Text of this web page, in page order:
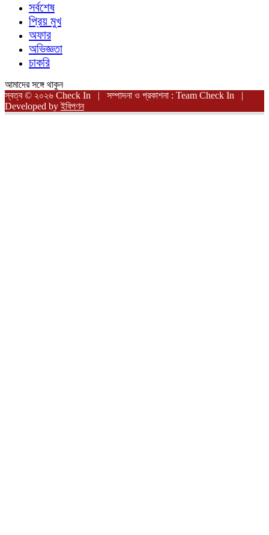
সর্বশেষ
প্রিয় মুখ
অফার
অভিজ্ঞতা
চাকরি
আমাদের সঙ্গে থাকুন
স্বত্ব © ২০২৬ Check In | সম্পাদনা ও প্রকাশনা : Team Check In |
Developed byইবিপণন